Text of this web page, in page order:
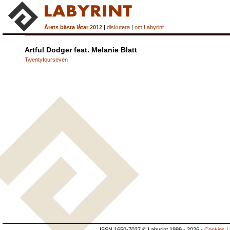
Årets bästa låtar 2012 | diskutera | om Labyrint
Artful Dodger feat. Melanie Blatt
Twentyfourseven